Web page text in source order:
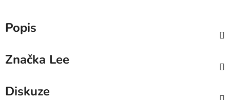
Popis
Značka Lee
Diskuze